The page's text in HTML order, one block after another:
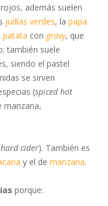
rojos, además suelen
judías verdes, la papa
patata con gravy, que
también suele
siendo el pastel
se sirven
(spiced hot
manzana,
hard cider). También es
y el de manzana.
porque: